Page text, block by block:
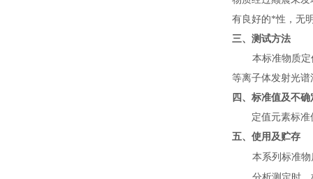
有良好的*性，无
三、测试方法
本标准物质
等离子体发射光
四、标准值及不确
定值元素标
五、使用及贮存
本系列标准